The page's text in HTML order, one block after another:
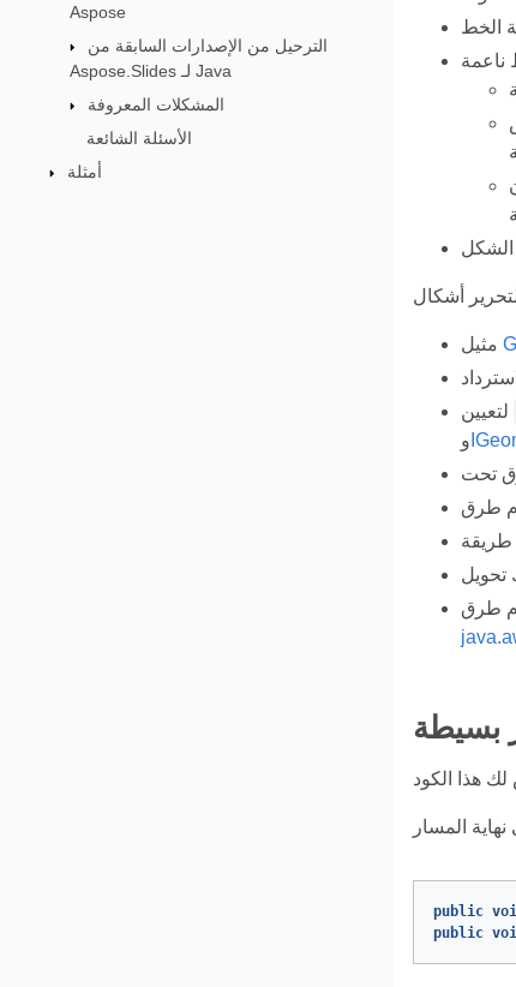
Aspose
الترحيل من الإصدارات السابقة من
Aspose.Slides لـ Java
المشكلات المعروفة
الأسئلة الشائعة
أمثلة
و
بسيطة
نهاية المسار
public
public